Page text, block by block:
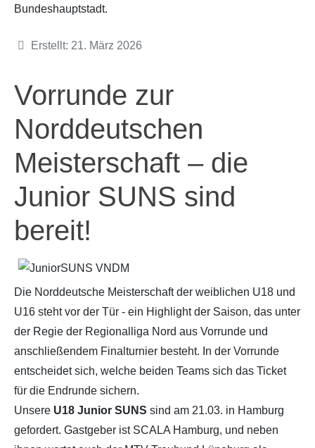
Bundeshauptstadt.
Details
Erstellt: 21. März 2026
Vorrunde zur
Norddeutschen
Meisterschaft – die
Junior SUNS sind
bereit!
Die Norddeutsche Meisterschaft der weiblichen U18 und
U16 steht vor der Tür - ein Highlight der Saison, das unter
der Regie der Regionalliga Nord aus Vorrunde und
anschließendem Finalturnier besteht. In der Vorrunde
entscheidet sich, welche beiden Teams sich das Ticket
für die Endrunde sichern.
Unsere U18 Junior SUNS sind am 21.03. in Hamburg
gefordert. Gastgeber ist SCALA Hamburg, und neben